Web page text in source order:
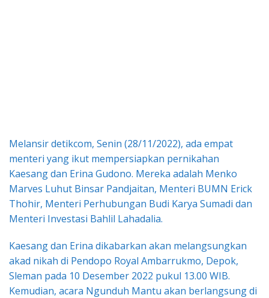
Melansir detikcom, Senin (28/11/2022), ada empat
menteri yang ikut mempersiapkan pernikahan
Kaesang dan Erina Gudono. Mereka adalah Menko
Marves Luhut Binsar Pandjaitan, Menteri BUMN Erick
Thohir, Menteri Perhubungan Budi Karya Sumadi dan
Menteri Investasi Bahlil Lahadalia.
Kaesang dan Erina dikabarkan akan melangsungkan
akad nikah di Pendopo Royal Ambarrukmo, Depok,
Sleman pada 10 Desember 2022 pukul 13.00 WIB.
Kemudian, acara Ngunduh Mantu akan berlangsung di